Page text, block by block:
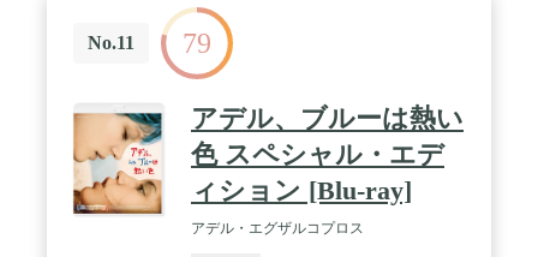
No.11 79
アデル、ブルーは熱い
色 スペシャル・エデ
ィション [Blu-ray]
アデル・エグザルコプロス